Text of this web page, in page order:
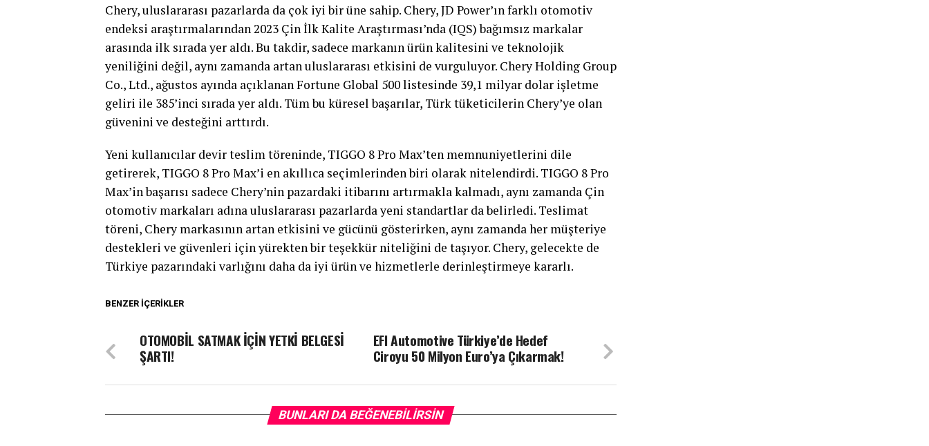
Chery, uluslararası pazarlarda da çok iyi bir üne sahip. Chery, JD Power’ın farklı otomotiv
endeksi araştırmalarından 2023 Çin İlk Kalite Araştırması’nda (IQS) bağımsız markalar
arasında ilk sırada yer aldı. Bu takdir, sadece markanın ürün kalitesini ve teknolojik
yeniliğini değil, aynı zamanda artan uluslararası etkisini de vurguluyor. Chery Holding Group
Co., Ltd., ağustos ayında açıklanan Fortune Global 500 listesinde 39,1 milyar dolar işletme
geliri ile 385’inci sırada yer aldı. Tüm bu küresel başarılar, Türk tüketicilerin Chery’ye olan
güvenini ve desteğini arttırdı.
Yeni kullanıcılar devir teslim töreninde, TIGGO 8 Pro Max’ten memnuniyetlerini dile
getirerek, TIGGO 8 Pro Max’i en akıllıca seçimlerinden biri olarak nitelendirdi. TIGGO 8 Pro
Max’in başarısı sadece Chery’nin pazardaki itibarını artırmakla kalmadı, aynı zamanda Çin
otomotiv markaları adına uluslararası pazarlarda yeni standartlar da belirledi. Teslimat
töreni, Chery markasının artan etkisini ve gücünü gösterirken, aynı zamanda her müşteriye
destekleri ve güvenleri için yürekten bir teşekkür niteliğini de taşıyor. Chery, gelecekte de
Türkiye pazarındaki varlığını daha da iyi ürün ve hizmetlerle derinleştirmeye kararlı.
BENZER İÇERIKLER
EFI Automotive Türkiye’de Hedef
Ciroyu 50 Milyon Euro’ya Çıkarmak!
OTOMOBİL SATMAK İÇİN YETKİ BELGESİ
ŞARTI!
BUNLARI DA BEĞENEBILIRSIN